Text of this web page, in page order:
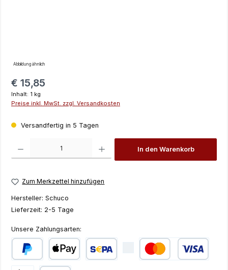
Abbildung ähnlich
Regulärer Preis:
€ 15,85
Inhalt: 1 kg
Preise inkl. MwSt. zzgl. Versandkosten
Versandfertig in 5 Tagen
In den Warenkorb
Zum Merkzettel hinzufügen
Hersteller: Schuco
Lieferzeit: 2-5 Tage
Unsere Zahlungsarten:
PayPal Apple Pay